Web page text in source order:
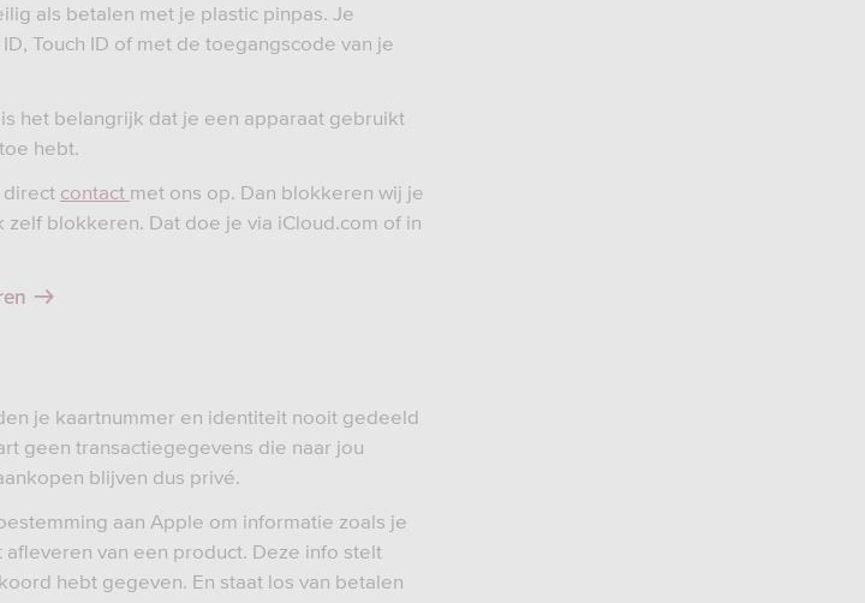
als betalen met je plastic pinpas. Je
Touch ID of met de toegangscode van je
het belangrijk dat je een apparaat gebruikt
hebt.
direct contact met ons op. Dan blokkeren wij je
blokkeren. Dat doe je via iCloud.com of in
je kaartnummer en identiteit nooit gedeeld
geen transactiegegevens die naar jou
blijven dus privé.
aan Apple om informatie zoals je
van een product. Deze info stelt
hebt gegeven. En staat los van betalen